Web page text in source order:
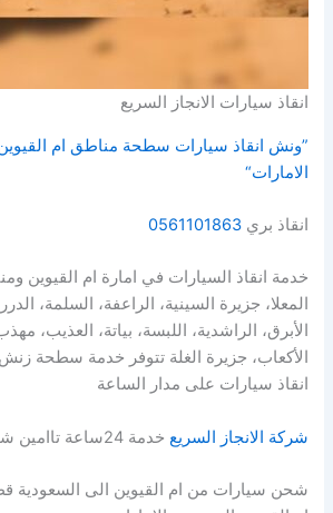
انقاذ سيارات الانجاز السريع
الامارات“
انقاذ بري0561101863
خدمة انقاذ السيارات في امارة ام القيوين
المعلا، جزيرة السينية، الراعفة، السلمة،
الأبرق، الراشدية، اللبسة، بياتة، العذيب،
الأكعاب، جزيرة الغلة تتوفر خدمة سطحة
انقاذ سيارات على مدار الساعة
شركة الانجاز السريع خدمة 24ساعة تاامين شامل للحمولة
شحن سيارات من ام القيوين الى السعودية